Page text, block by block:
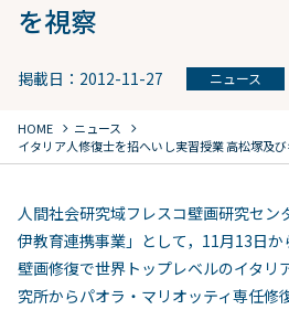
を視察
掲載日：2012-11-27 ニュース
HOME chevron_right ニュース chevron_right
イタリア人修復士を招へいし実習授業 高松塚及
人間社会研究域フレスコ壁画研究セン
伊教育連携事業」として，11月13日
壁画修復で世界トップレベルのイタリ
究所からパオラ・マリオッティ専任修